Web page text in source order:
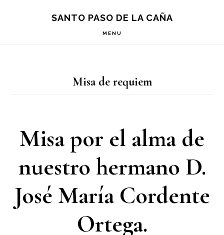
SANTO PASO DE LA CAÑA
MENU
Misa de requiem
Misa por el alma de
nuestro hermano D.
José María Cordente
Ortega.